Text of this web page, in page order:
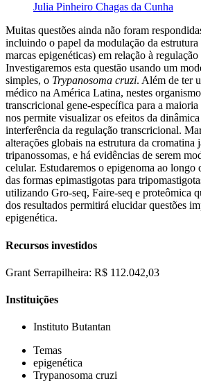
Julia Pinheiro Chagas da Cunha
Muitas questões ainda não foram
incluindo o papel da modulação da estrutura
marcas epigenéticas) em relação à
Investigaremos esta questão usando um
simples, o Trypanosoma cruzi. Além de ter
médico na América Latina, nestes
transcricional gene-específica para a
nos permite visualizar os efeitos da
interferência da regulação transcricional.
alterações globais na estrutura da cromatina
tripanossomas, e há evidências de serem
celular. Estudaremos o epigenoma ao longo
das formas epimastigotas para
utilizando Gro-seq, Faire-seq e proteômica
dos resultados permitirá elucidar questões
epigenética.
Recursos investidos
Grant Serrapilheira: R$ 112.042,03
Instituições
Instituto Butantan
Temas
epigenética
Trypanosoma cruzi